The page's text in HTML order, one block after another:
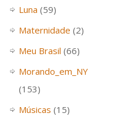
Luna (59)
Maternidade (2)
Meu Brasil (66)
Morando_em_NY
(153)
Músicas (15)